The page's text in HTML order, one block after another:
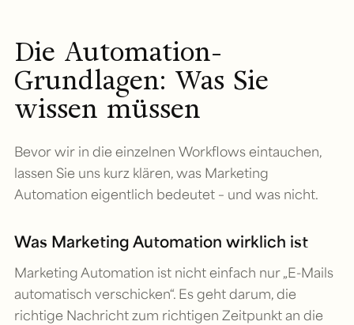
Die Automation-
Grundlagen: Was Sie
wissen müssen
Bevor wir in die einzelnen Workflows eintauchen,
lassen Sie uns kurz klären, was Marketing
Automation eigentlich bedeutet – und was nicht.
Was Marketing Automation wirklich ist
Marketing Automation ist nicht einfach nur „E-Mails
automatisch verschicken“. Es geht darum, die
richtige Nachricht zum richtigen Zeitpunkt an die